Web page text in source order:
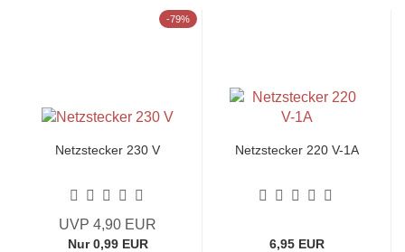
-79%
Netzstecker 230 V
UVP 4,90 EUR
Nur 0,99 EUR
Netzstecker 220 V-1A
6,95 EUR